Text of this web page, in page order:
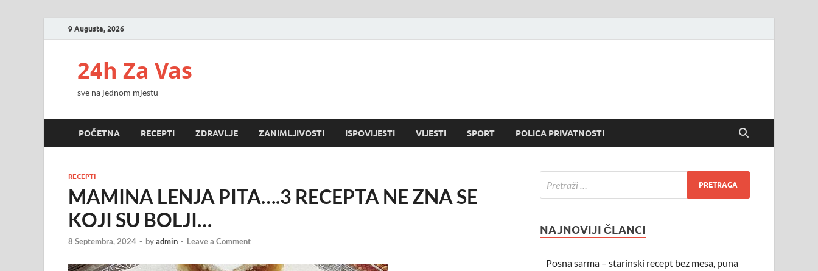
9 Augusta, 2026
24h Za Vas
sve na jednom mjestu
POČETNA RECEPTI ZDRAVLJE ZANIMLJIVOSTI ISPOVIJESTI VIJESTI SPORT POLICA PRIVATNOSTI
RECEPTI
MAMINA LENJA PITA….3 RECEPTA NE ZNA SE
KOJI SU BOLJI…
8 Septembra, 2024 - byadmin - Leave a Comment
NAJNOVIJI ČLANCI
Posna sarma – starinski recept bez mesa, puna